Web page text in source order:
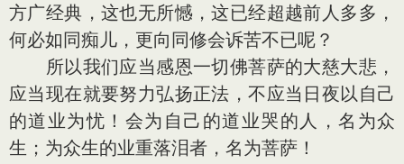
方广经典，这也无所憾，这已经超越前人多多，
何必如同痴儿，更向同修会诉苦不已呢？
所以我们应当感恩一切佛菩萨的大慈大悲，
应当现在就要努力弘扬正法，不应当日夜以自己
的道业为忧！会为自己的道业哭的人，名为众
生；为众生的业重落泪者，名为菩萨！